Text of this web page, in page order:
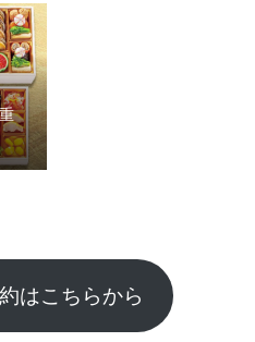
重
はこちらから